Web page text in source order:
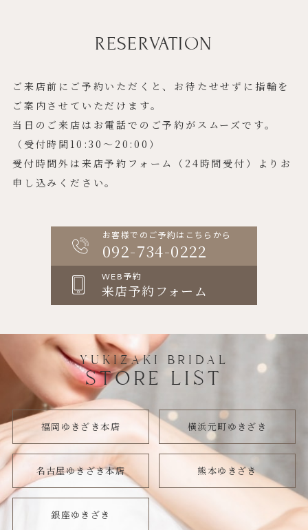
RESERVATION
ご来店前にご予約いただくと、お待たせせずに指輪を
ご案内させていただけます。
当日のご来店はお電話でのご予約がスムーズです。
（受付時間10:30〜20:00）
受付時間外は来店予約フォーム（24時間受付）よりお
申し込みください。
お客様でのご予約はこちらから
092-734-0222
WEB予約
来店予約フォーム
YUKIZAKI BRIDAL
STORE LIST
福岡ゆきざき本店 横浜元町ゆきざき
名古屋ゆきざき本店 熊本ゆきざき
銀座ゆきざき